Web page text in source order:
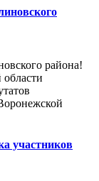
района!
участников